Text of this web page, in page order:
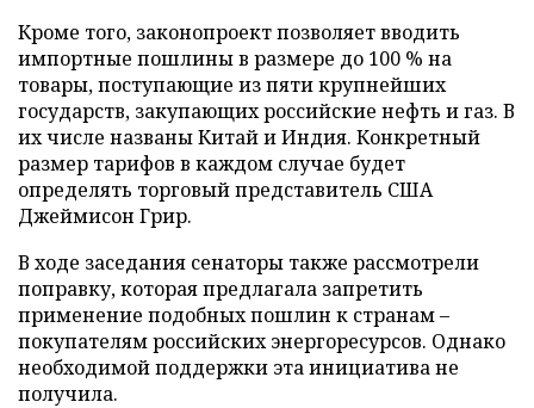
Кроме того, законопроект позволяет вводить
импортные пошлины в размере до 100 % на
товары, поступающие из пяти крупнейших
государств, закупающих российские нефть и газ. В
их числе названы Китай и Индия. Конкретный
размер тарифов в каждом случае будет
определять торговый представитель США
Джеймисон Грир.
В ходе заседания сенаторы также рассмотрели
поправку, которая предлагала запретить
применение подобных пошлин к странам –
покупателям российских энергоресурсов. Однако
необходимой поддержки эта инициатива не
получила.